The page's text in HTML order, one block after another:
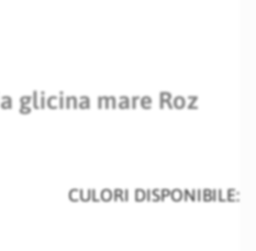
glicina mare Roz
CULORI DISPONIBILE: